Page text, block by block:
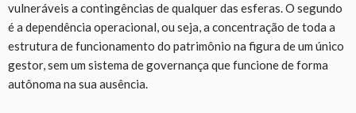
vulneráveis a contingências de qualquer das esferas. O segundo
é a dependência operacional, ou seja, a concentração de toda a
estrutura de funcionamento do patrimônio na figura de um único
gestor, sem um sistema de governança que funcione de forma
autônoma na sua ausência.